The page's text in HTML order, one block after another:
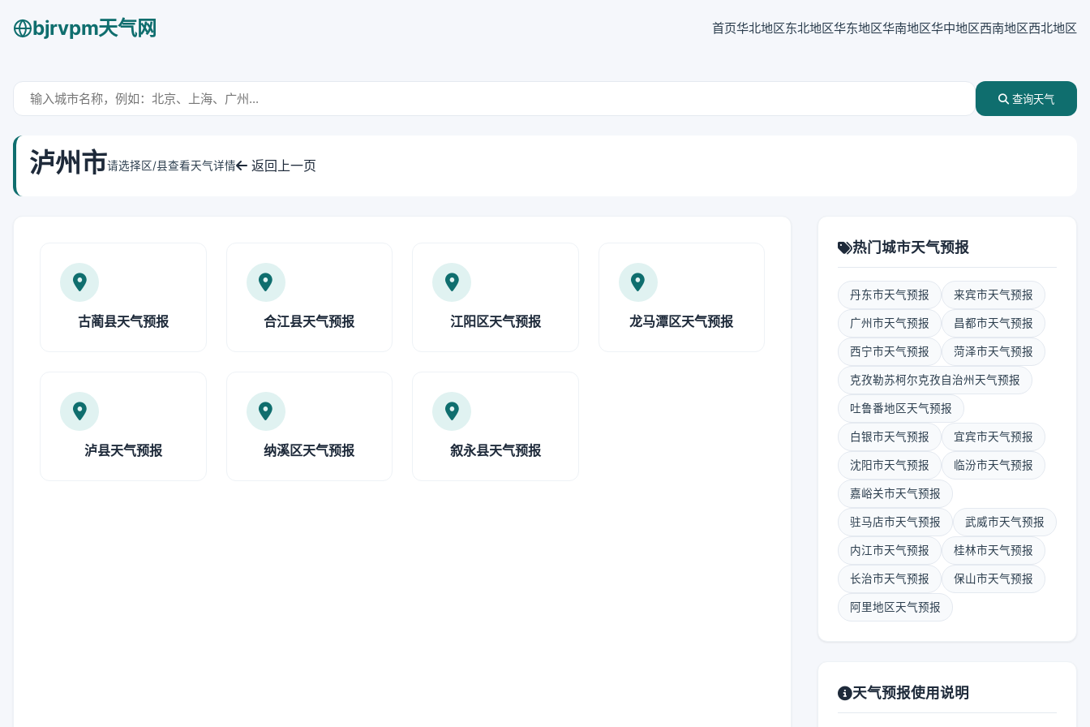
bjrvpm天气网 首页华北地区东北地区华东地区华南地区华中地区西南地区西北地区
查询天气
泸州市请选择区/县查看天气详情 返回上一页
古蔺县天气预报 合江县天气预报 江阳区天气预报 龙马潭区天气预报
泸县天气预报 纳溪区天气预报 叙永县天气预报
热门城市天气预报
丹东市天气预报 来宾市天气预报
广州市天气预报 昌都市天气预报
西宁市天气预报 菏泽市天气预报
克孜勒苏柯尔克孜自治州天气预报
吐鲁番地区天气预报
白银市天气预报 宜宾市天气预报
沈阳市天气预报 临汾市天气预报
嘉峪关市天气预报
驻马店市天气预报 武威市天气预报
内江市天气预报 桂林市天气预报
长治市天气预报 保山市天气预报
阿里地区天气预报
天气预报使用说明